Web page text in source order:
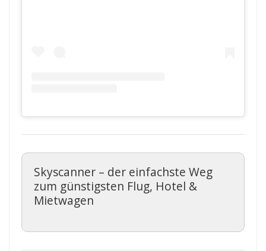
Skyscanner – der einfachste Weg
zum günstigsten Flug, Hotel &
Mietwagen